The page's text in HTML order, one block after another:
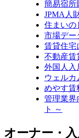
簡易宿所
JPMA人
住まいの
市場デー
賃貸住宅
不動産賃
外国人入
ウェルカ
めやす賃
管理業界
ト ～
オーナー・